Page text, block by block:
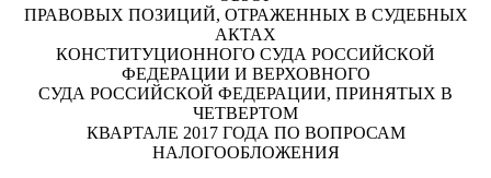
ПРАВОВЫХ ПОЗИЦИЙ, ОТРАЖЕННЫХ В СУДЕБНЫХ
АКТАХ
КОНСТИТУЦИОННОГО СУДА РОССИЙСКОЙ
ФЕДЕРАЦИИ И ВЕРХОВНОГО
СУДА РОССИЙСКОЙ ФЕДЕРАЦИИ, ПРИНЯТЫХ В
ЧЕТВЕРТОМ
КВАРТАЛЕ 2017 ГОДА ПО ВОПРОСАМ
НАЛОГООБЛОЖЕНИЯ